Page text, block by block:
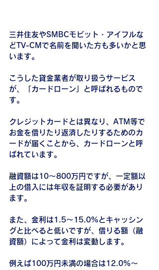
三井住友やSMBCモビット・アイフルな
どTV-CMで名前を聞いた方も多いかと思
います。
こうした貸金業者が取り扱うサービス
が、「カードローン」と呼ばれるもので
す。
クレジットカードとは異なり、ATM等で
お金を借りたり返済したりするためのカ
ードが届くことから、カードローンと呼
ばれています。
融資額は10～800万円ですが、一定額以
上の借入には年収を証明する必要があり
ます。
また、金利は1.5～15.0%とキャッシン
グと比べると低いですが、借りる額（融
資額）によって金利は変動します。
例えば100万円未満の場合は12.0%～